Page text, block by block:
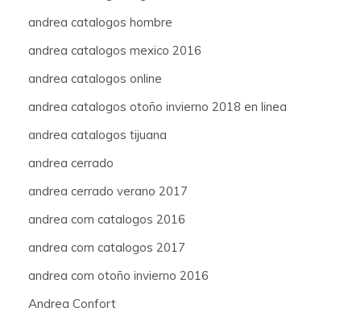
andrea catalogos hombre
andrea catalogos mexico 2016
andrea catalogos online
andrea catalogos otoño invierno 2018 en linea
andrea catalogos tijuana
andrea cerrado
andrea cerrado verano 2017
andrea com catalogos 2016
andrea com catalogos 2017
andrea com otoño invierno 2016
Andrea Confort